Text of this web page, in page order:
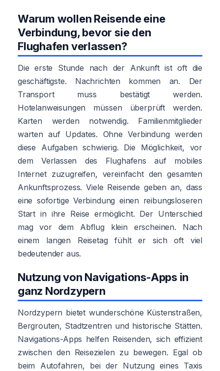
Warum wollen Reisende eine
Verbindung, bevor sie den
Flughafen verlassen?
Die erste Stunde nach der Ankunft ist oft die
geschäftigste. Nachrichten kommen an. Der
Transport muss bestätigt werden.
Hotelanweisungen müssen überprüft werden.
Karten werden notwendig. Familienmitglieder
warten auf Updates. Ohne Verbindung werden
diese Aufgaben schwierig. Die Möglichkeit, vor
dem Verlassen des Flughafens auf mobiles
Internet zuzugreifen, vereinfacht den gesamten
Ankunftsprozess. Viele Reisende geben an, dass
eine sofortige Verbindung einen reibungsloseren
Start in ihre Reise ermöglicht. Der Unterschied
mag vor dem Abflug klein erscheinen. Nach
einem langen Reisetag fühlt er sich oft viel
bedeutender aus.
Nutzung von Navigations-Apps in
ganz Nordzypern
Nordzypern bietet wunderschöne Küstenstraßen,
Bergrouten, Stadtzentren und historische Stätten.
Navigations-Apps helfen Reisenden, sich effizient
zwischen den Reisezielen zu bewegen. Egal ob
beim Autofahren, bei der Nutzung eines Taxis